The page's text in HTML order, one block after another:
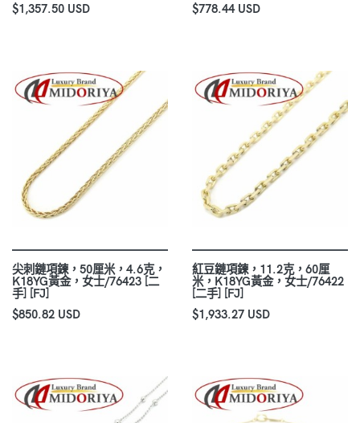
$1,357.50 USD
$778.44 USD
尖刺鏈項鍊，50厘米，4.6克，
K18YG黃金，女士/76423 [二
手] [FJ]
$850.82 USD
紅豆鏈項鍊，11.2克，60厘
米，K18YG黃金，女士/76422
[二手] [FJ]
$1,933.27 USD